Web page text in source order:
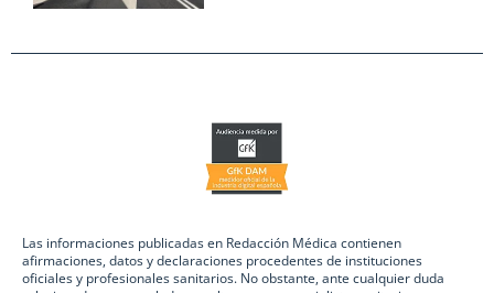
Las informaciones publicadas en Redacción Médica contienen
afirmaciones, datos y declaraciones procedentes de instituciones
oficiales y profesionales sanitarios. No obstante, ante cualquier duda